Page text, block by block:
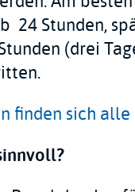
Stunden,
(drei
finden sich